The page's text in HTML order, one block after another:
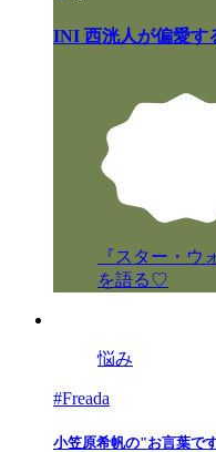
INI 西洸人が偏愛す
『スター・ウ
を語る♡
悩み
#Freada
小笠原希帆の"お言葉で